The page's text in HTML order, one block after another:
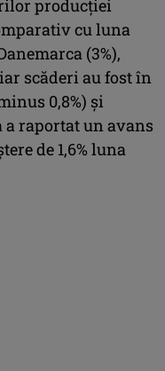
producţiei
cu luna
(3%),
iar scăderi au fost în
0,8%) şi
a raportat un avans
de 1,6% luna